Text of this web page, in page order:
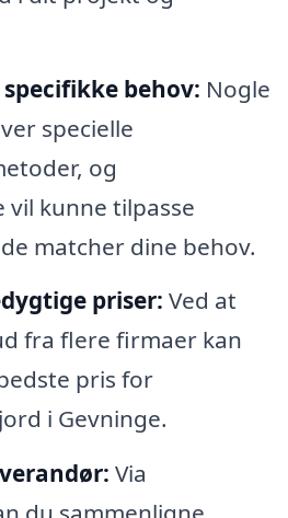
behov: Nogle
specielle
og
vil kunne tilpasse
matcher dine behov.
priser: Ved at
fra flere firmaer kan
pris for
i Gevninge.
Via